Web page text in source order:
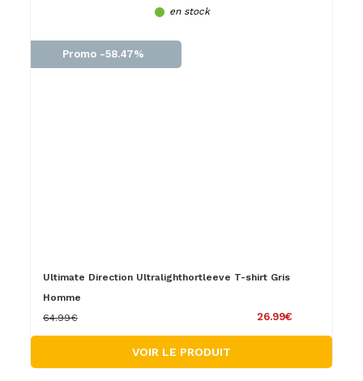
en stock
Promo -58.47%
Ultimate Direction Ultralighthortleeve T-shirt Gris
Homme
26.99€
64.99€
VOIR LE PRODUIT